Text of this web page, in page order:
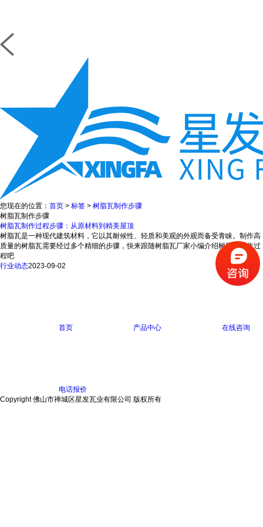
您现在的位置： 首页 > 标签 > 树脂瓦制作步骤
树脂瓦制作步骤
树脂瓦制作过程步骤：从原材料到精美屋顶
树脂瓦是一种现代建筑材料，它以其耐候性、轻质和美观的外观而备受青睐。制作高
质量的树脂瓦需要经过多个精细的步骤，快来跟随树脂瓦厂家小编介绍树脂瓦制作过
程吧
行业动态2023-09-02
首页 产品中心 在线咨询
电话报价
Copyright 佛山市禅城区星发瓦业有限公司 版权所有